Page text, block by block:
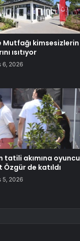
Mutfağı kimsesizlerin
ısıtıyor
6, 2026
tatili akımına oyuncu
Özgür de katıldı
5, 2026